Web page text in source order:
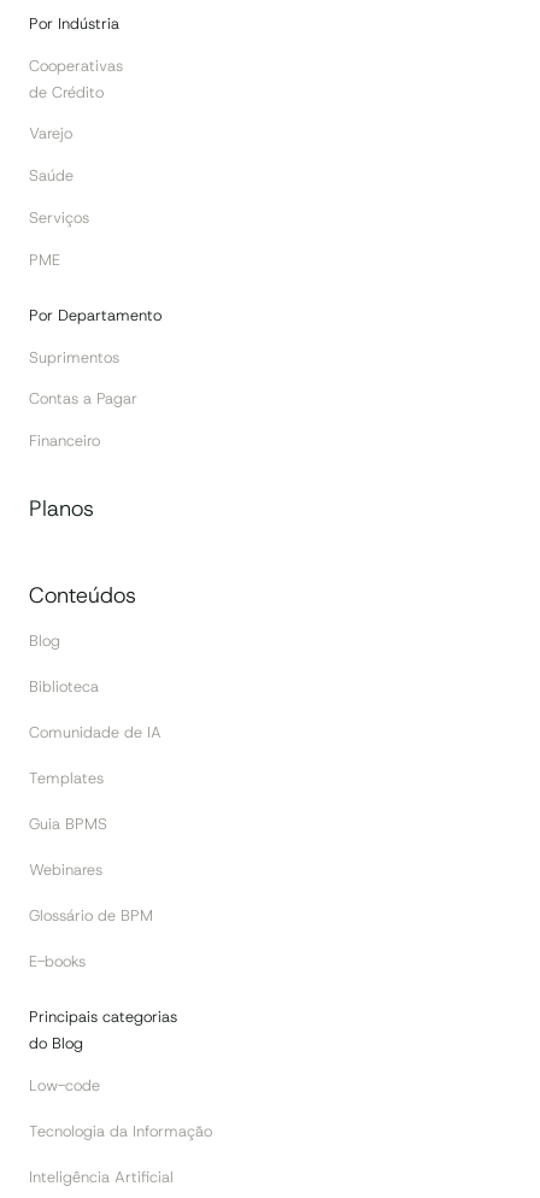
Por Indústria
Cooperativas
de Crédito
Varejo
Saúde
Serviços
PME
Por Departamento
Suprimentos
Contas a Pagar
Financeiro
Planos
Conteúdos
Blog
Biblioteca
Comunidade de IA
Templates
Guia BPMS
Webinares
Glossário de BPM
E-books
Principais categorias
do Blog
Low-code
Tecnologia da Informação
Inteligência Artificial